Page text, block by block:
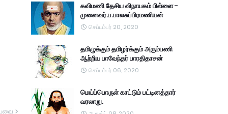
கவிமணி தேசிய விநாயகம் பிள்ளை -
முனைவர்.ப.பாலசுப்பிரமணியன்
செப்டம்பர் 20, 2020
தமிழுக்கும் தமிழர்க்கும் அரும்பணி
ஆற்றிய பாவேந்தர் பாரதிதாசன்
செப்டம்பர் 06, 2020
மெய்ப்பொருள் காட்டும் பட்டினத்தார்
வரலாறு.